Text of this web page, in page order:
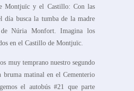
Montjuïc y el Castillo: Con las
día busca la tumba de la madre
Núria Monfort. Imagina los
en el Castillo de Montjuïc.
muy temprano nuestro segundo
bruma matinal en el Cementerio
el autobús #21 que parte